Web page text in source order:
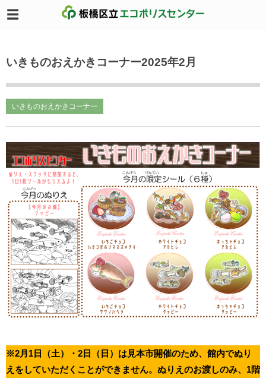
いきものおえかきコーナー2025年2月
いきものおえかきコーナー
※2月1日（土）・2日（日）は見本市開催のため、館内でぬり
えをしていただくことができません。ぬりえのお渡しのみ、1階